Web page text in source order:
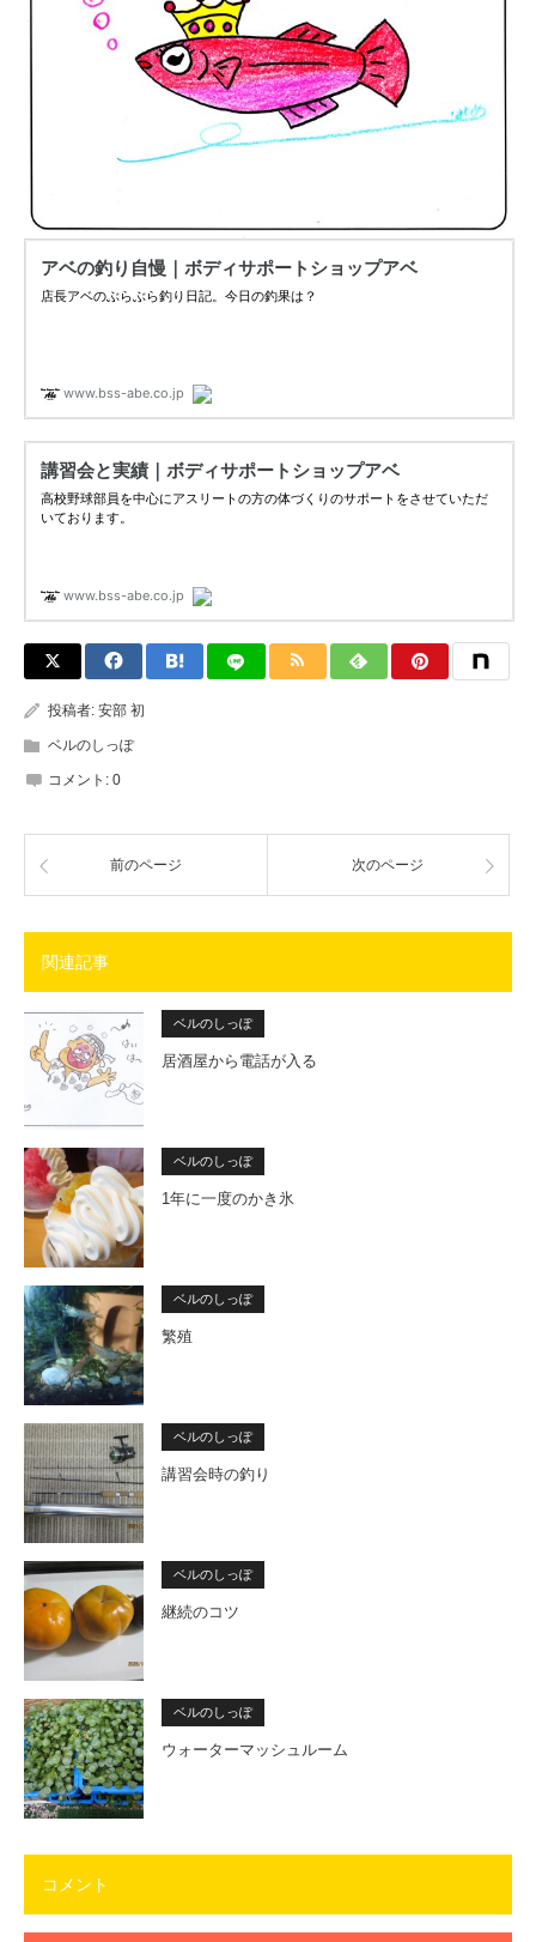
投稿者: 安部 初
ベルのしっぽ
コメント: 0
前のページ 次のページ
関連記事
ベルのしっぽ
居酒屋から電話が入る
ベルのしっぽ
1年に一度のかき氷
ベルのしっぽ
繁殖
ベルのしっぽ
講習会時の釣り
ベルのしっぽ
継続のコツ
ベルのしっぽ
ウォーターマッシュルーム
コメント